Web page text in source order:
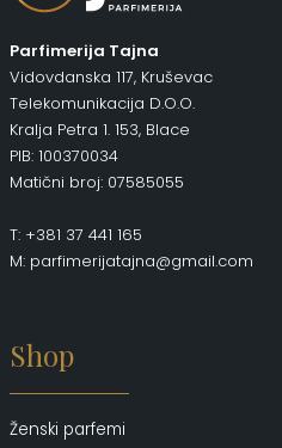
Parfimerija Tajna
Vidovdanska 117, Kruševac
Telekomunikacija D.O.O.
Kralja Petra 1. 153, Blace
PIB: 100370034
Matični broj: 07585055
T: +381 37 441 165
M: parfimerijatajna@gmail.com
Shop
Ženski parfemi